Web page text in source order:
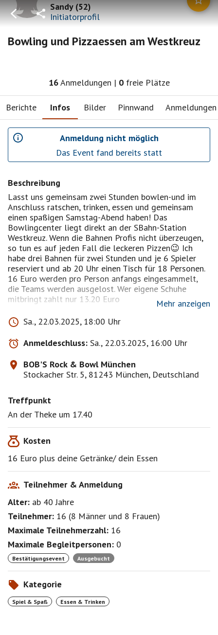
Sandy(52)
Initiatorprofil
Bowling und Pizzaessen am Westkreuz
16Anmeldungen | 0 freie Plätze
Berichte Infos Bilder Pinnwand Anmeldungen
Anmeldung nicht möglich
Das Event fand bereits statt
Beschreibung
Lasst uns gemeinsam zwei Stunden bowlen-und im
Anschluss ratschen, trinken, essen und gemeinsam
einen spaßigen Samstag-Abend haben! Das
Bowlingcenter liegt direkt an der SBahn-Station
Westkreuz. Wenn die Bahnen Profis nicht überzeugen,
so tun es auf jeden Fall die leckeren Pizzen😉 Ich
habe drei Bahnen für zwei Stunden und je 6 Spieler
reserviert und ab 20 Uhr einen Tisch für 18 Personen.
16 Euro werden pro Person anfangs eingesammelt,
die Teams werden ausgelost. Wer eigene Schuhe
mitbringt zahlt nur 13.20 Euro
Ich freue mich auf euch!
Bitte seid euch darüber bewusst, dass das ein privates
Event ist und es keinerlei Haftungsübernahme durch
mich gibt!
Mehr anzeigen
Sa., 22.03.2025, 18:00 Uhr
Anmeldeschluss: Sa., 22.03.2025, 16:00 Uhr
BOB'S Rock & Bowl München
Stockacher Str. 5, 81243 München, Deutschland
Treffpunkt
An der Theke um 17.40
Kosten
16 Euro plus deine Getränke/ dein Essen
Teilnehmer & Anmeldung
Alter: ab 40Jahre
Teilnehmer: 16 (8 Männer und 8 Frauen)
Maximale Teilnehmerzahl: 16
Maximale Begleitpersonen: 0
Bestätigungsevent Ausgebucht
Kategorie
Spiel & Spaß Essen & Trinken